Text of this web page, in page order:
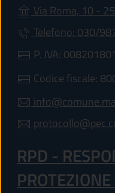
Via Roma, 10 -
Telefono: 030/
P. IVA:
Codice fiscale:
RPD -